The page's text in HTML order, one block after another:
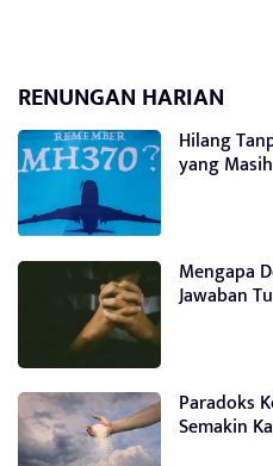
RENUNGAN HARIAN
Hilang
yang
Mengapa
Jawaban
Paradoks
Semakin